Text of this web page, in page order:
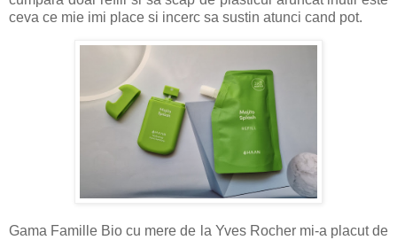
ceva ce mie imi place si incerc sa sustin atunci cand pot.
Gama Famille Bio cu mere de la Yves Rocher mi-a placut de